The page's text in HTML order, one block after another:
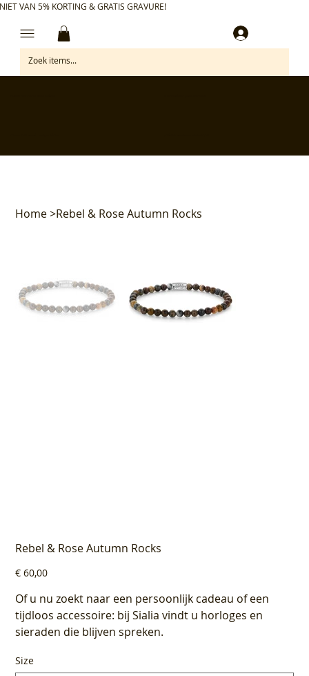
VAN 5% KORTING & GRATIS GRAVURE!
Home>Rebel & Rose Autumn Rocks
Rebel & Rose Autumn Rocks
Prijs
€ 60,00
Of u nu zoekt naar een persoonlijk cadeau of een
tijdloos accessoire: bij Sialia vindt u horloges en
sieraden die blijven spreken.
Size